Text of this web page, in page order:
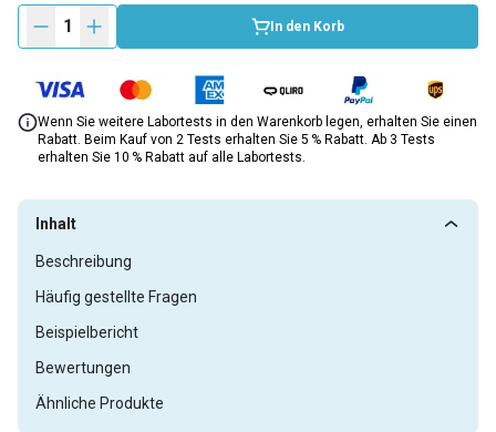
1 In den Korb
Wenn Sie weitere Labortests in den Warenkorb legen, erhalten Sie einen
Rabatt. Beim Kauf von 2 Tests erhalten Sie 5 % Rabatt. Ab 3 Tests
erhalten Sie 10 % Rabatt auf alle Labortests.
Inhalt
Beschreibung
Häufig gestellte Fragen
Beispielbericht
Bewertungen
Ähnliche Produkte